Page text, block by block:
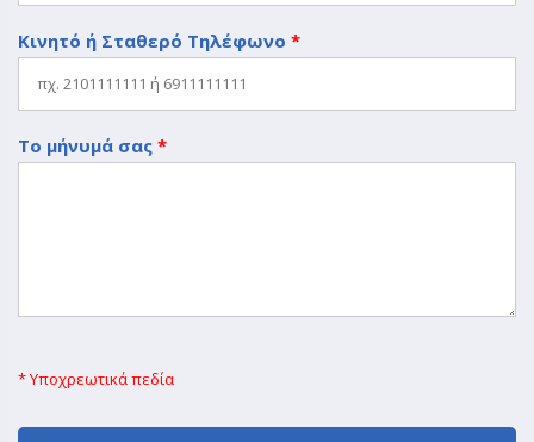
Κινητό ή Σταθερό Τηλέφωνο *
Το μήνυμά σας *
* Υποχρεωτικά πεδία